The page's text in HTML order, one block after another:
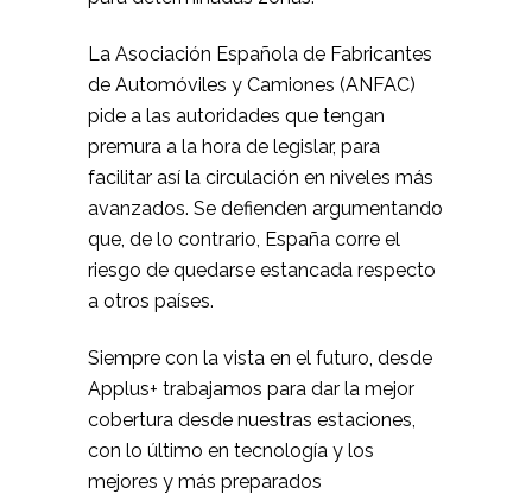
La Asociación Española de Fabricantes
de Automóviles y Camiones (ANFAC)
pide a las autoridades que tengan
premura a la hora de legislar, para
facilitar así la circulación en niveles más
avanzados. Se defienden argumentando
que, de lo contrario, España corre el
riesgo de quedarse estancada respecto
a otros países.
Siempre con la vista en el futuro, desde
Applus+ trabajamos para dar la mejor
cobertura desde nuestras estaciones,
con lo último en tecnología y los
mejores y más preparados